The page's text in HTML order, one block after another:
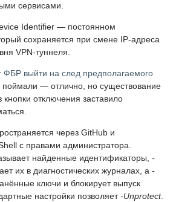
сервисами.
Identifier — постоянном
сохраняется при смене IP-адреса
VPN-туннеля.
ФБР выйти на след предполагаемого
поймали — отлично, но существование
кнопки отключения заставило
через GitHub и
с правами администратора.
найденные идентификаторы, -
их в диагностических журналах, а -
ключи и блокирует выпуск
настройки позволяет-Unprotect.